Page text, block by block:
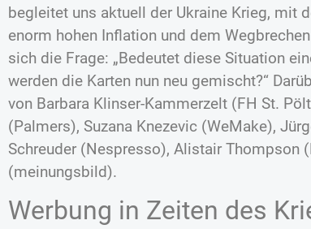
begleitet uns aktuell der Ukraine Krieg, mit
enorm hohen Inflation und dem
sich die Frage: „Bedeutet diese Situation
werden die Karten nun neu gemischt?“
von Barbara Klinser-Kammerzelt (FH St.
(Palmers), Suzana Knezevic (WeMake),
Schreuder (Nespresso), Alistair Thompson
(meinungsbild).
Werbung in Zeiten des